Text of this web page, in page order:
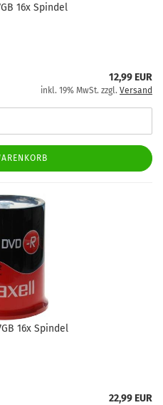
16x Spindel
12,99 EUR
inkl. 19% MwSt. zzgl. Versand
16x Spindel
22,99 EUR